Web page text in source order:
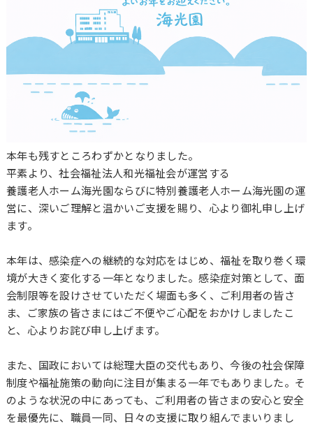
本年も残すところわずかとなりました。
平素より、社会福祉法人和光福祉会が運営する
養護老人ホーム海光園ならびに特別養護老人ホーム海光園の運
営に、深いご理解と温かいご支援を賜り、心より御礼申し上げ
ます。
本年は、感染症への継続的な対応をはじめ、福祉を取り巻く環
境が大きく変化する一年となりました。感染症対策として、面
会制限等を設けさせていただく場面も多く、ご利用者の皆さ
ま、ご家族の皆さまにはご不便やご心配をおかけしましたこ
と、心よりお詫び申し上げます。
また、国政においては総理大臣の交代もあり、今後の社会保障
制度や福祉施策の動向に注目が集まる一年でもありました。そ
のような状況の中にあっても、ご利用者の皆さまの安心と安全
を最優先に、職員一同、日々の支援に取り組んでまいりまし